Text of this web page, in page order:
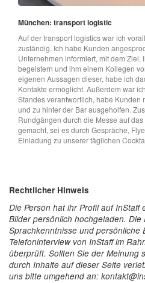
München: transport logistic
Auf der transport logistics war ich
zuständig. Ich habe Kunden
Unternehmen informiert, mit dem Ziel,
begeistern und ihm einem Kollegen
eigenen Aussagen dieser, habe ich
Kontakte ermöglicht. Außerdem war
Standes verantwortlich, habe Kunden
und zu hinter der Bar ausgeholfen.
Rundgängen durch die Messe auf
gemacht, sei es durch Gespräche,
Einladung zu unserer täglichen
Rechtlicher Hinweis
Die Person hat ihr Profil auf InStaff
Bilder persönlich hochgeladen.
Sprachkenntnisse und persönliche
Telefoninterview von InStaff im
überprüft. Sollten Sie der Meinung
durch Inhalte auf dieser Seite
uns bitte umgehend an: